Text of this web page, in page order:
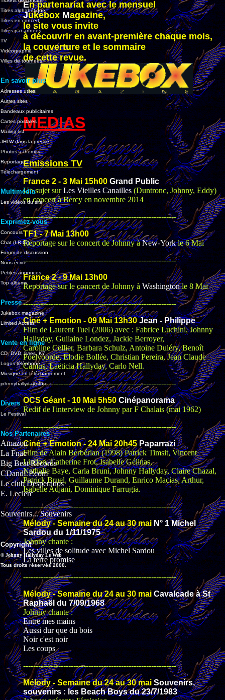
Titres alphabétique
Titres en concert
Titres par années
TV
Vidéographie
Villes de tournées
En savoir plus
Adresses utiles
Autres sites
Bandeaux publicitaires
Cartes postales
Mailing list
JHLW dans la presse
Photos à thèmes
Reportages
Téléchargement
Multimédia
Les vidéos du site
Exprimez-vous
Concours
Chat (I.R.C.)
Forum de discussion
Nous écrire
Petites annonces
Top albums
Presse
Jukebox magazine
Limited Access
Vente en ligne
CD, DVD, livres, K7
Logos téléphone
Musique en téléchargement
johnnyhallyday.store
Divers
Le Festival
Nos Partenaires
Amazon
La Fnac
Big Beat Records
CDandLP.com
Le club Desperados
E. Leclerc
Souvenirs... Souvenirs
Copyright
© Johnny Hallyday Le Web
Tous droits réservés 2000.
En partenariat avec le mensuel
JukeboxMagazine,
le site vous invite
à découvrir en avant-première chaque mois,
la couverture et le sommaire
de cette revue.
MEDIAS
Emissions TV
France 2 - 3 Mai 15h00 Grand Public
Un sujet surLes Vieilles Canailles(Duntronc, Johnny, Eddy)
en concert à Bercy en novembre 2014
-------------------------------------------------------------
TF1 - 7 Mai 13h00
Reportage sur le concert de Johnny àNew-Yorkle 6 Mai
-------------------------------------------------------------
France 2 - 9 Mai 13h00
Reportage sur le concert de Johnny àWashingtonle 8 Mai
-------------------------------------------------------------
Ciné + Emotion - 09 Mai 13h30Jean - Philippe
Film de Laurent Tuel (2006) avec : Fabrice Luchini, Johnny
Hallyday, Guilaine Londez, Jackie Berroyer,
Caroline Cellier, Barbara Schulz, Antoine Duléry, Benoît
Poelvoorde, Elodie Bollée, Christian Pereira, Jean Claude
Camus, Laëticia Hallyday, Carlo Nell.
-------------------------------------------------------------
OCS Géant - 10 Mai 5h50Cinépanorama
Redif de l'interview de Johnny par F Chalais (mai 1962)
-------------------------------------------------------------
Ciné + Emotion - 24 Mai 20h45Paparrazi
Film de Alain Berbérian (1998) Patrick Timsit, Vincent
Lindon, Catherine Frot, Isabelle Gélinas,
Nathalie Baye, Carla Bruni, Johnny Hallyday, Claire Chazal,
Patrick Bruel, Guillaume Durand, Enrico Macias, Arthur,
Isabelle Adjani, Dominique Farrugia.
-------------------------------------------------------------
Mélody - Semaine du 24 au 30 mai N° 1 Michel
Sardou du 1/11/1975
Johnny chante :
Les villes de solitude avec Michel Sardou
La terre promise
-------------------------------------------------------------
Mélody - Semaine du 24 au 30 maiCavalcade à St
Raphaël du 7/09/1968
Johnny chante :
Entre mes mains
Aussi dur que du bois
Noir c'est noir
Les coups
-------------------------------------------------------------
Mélody - Semaine du 24 au 30 maiSouvenirs,
souvenirs : les Beach Boys du 23/7/1983